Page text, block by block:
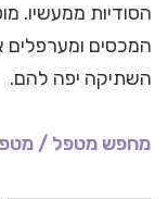
הסודיות ממעשיו.
המכסים ומערפלים
השתיקה יפה להם.
מחפש מטפל /